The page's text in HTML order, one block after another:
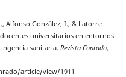
Alfonso González, I., & Latorre
docentes universitarios en entornos
sanitaria. Revista Conrado,
article/view/1911